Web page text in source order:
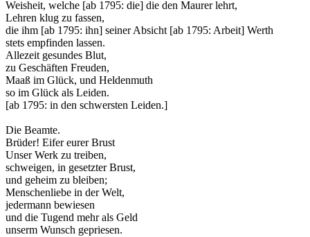
Weisheit, welche [ab 1795: die] die den Maurer lehrt,
Lehren klug zu fassen,
die ihm [ab 1795: ihn] seiner Absicht [ab 1795: Arbeit] Werth
stets empfinden lassen.
Allezeit gesundes Blut,
zu Geschäften Freuden,
Maaß im Glück, und Heldenmuth
so im Glück als Leiden.
[ab 1795: in den schwersten Leiden.]
Die Beamte.
Brüder! Eifer eurer Brust
Unser Werk zu treiben,
schweigen, in gesetzter Brust,
und geheim zu bleiben;
Menschenliebe in der Welt,
jedermann bewiesen
und die Tugend mehr als Geld
unserm Wunsch gepriesen.